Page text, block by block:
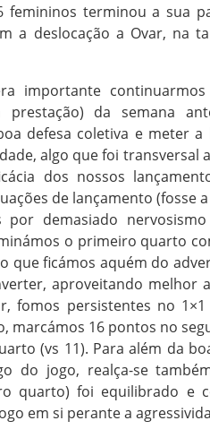
femininos terminou a sua
a deslocação a Ovar, na
importante
prestação) da semana
defesa coletiva e meter
algo que foi transversal
dos nossos
de lançamento (fosse
por demasiado
o primeiro quarto
que ficámos aquém do
aproveitando melhor
fomos persistentes no
marcámos 16 pontos no
(vs 11). Para além da
do jogo, realça-se
quarto) foi equilibrado e
em si perante a